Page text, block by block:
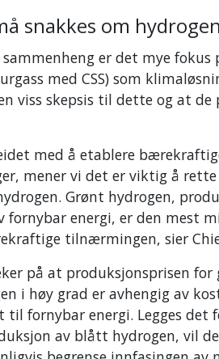
snakkes om hydrogen
sammenheng er det mye
med CSS) som
viss skepsis til dette og at
med å etablere
mener vi det er viktig å
Grønt hydrogen,
fornybar energi, er den mest
tilnærmingen, sier
på at produksjonsprisen for
i høy grad er avhengig av
til fornybar energi. Legges det
av blått hydrogen, vil